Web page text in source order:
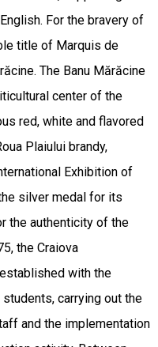
For the bravery of
title of Marquis de
The Banu Mărăcine
center of the
red, white and flavored
Plaiului brandy,
Exhibition of
silver medal for its
the authenticity of the
the Craiova
with the
carrying out the
and the implementation